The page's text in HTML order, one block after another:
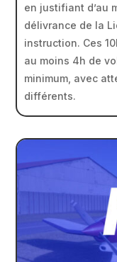
en justifiant d’au
délivrance de la
instruction. Ces
au moins 4h de
minimum, avec
différents.